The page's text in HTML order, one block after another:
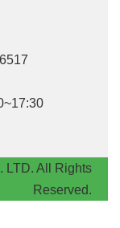
LTD. All Rights
Reserved.